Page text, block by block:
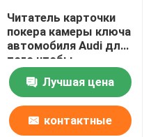
Читатель карточки
покера камеры ключа
автомобиля Audi для
того чтобы
просмотреть
стороны кода
штриховой
маркировки
обжуливая играя
Лучшая цена
контактные